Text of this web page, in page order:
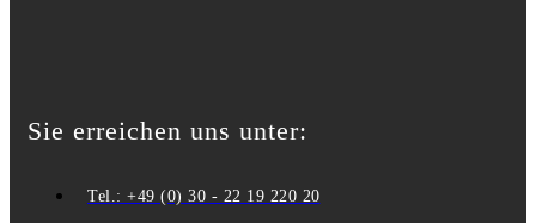
Sie erreichen uns unter:
Tel.: +49 (0) 30 - 22 19 220 20